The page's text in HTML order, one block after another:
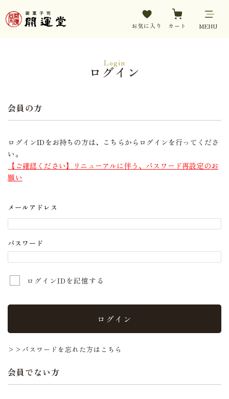
お気に入り カート MENU
Login
ログイン
会員の方
ログインIDをお持ちの方は、こちらからログインを行ってくださ
い。
【ご確認ください】リニューアルに伴う、パスワード再設定のお
願い
メールアドレス
パスワード
ログインIDを記憶する
ログイン
>>パスワードを忘れた方はこちら
会員でない方